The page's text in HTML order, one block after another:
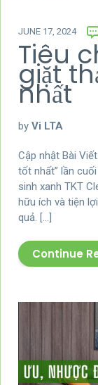
JUNE 17, 2024
Tiêu
giặt
nhất
by Vi LTA
Cập nhật Bài
tốt nhất” lần
sinh xanh TKT
hữu ích và tiện
quả. […]
Continue